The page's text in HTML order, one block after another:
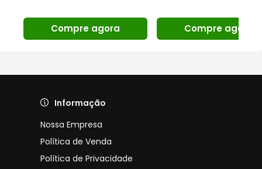
Compre agora Compre agora
Informação
Nossa Empresa
Política de Venda
Política de Privacidade